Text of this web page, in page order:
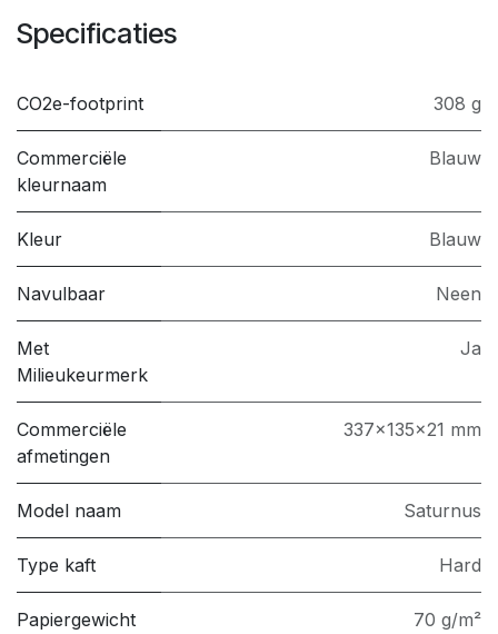
Specificaties
CO2e-footprint 308 g
Commerciële
kleurnaam
Blauw
Kleur Blauw
Navulbaar Neen
Met
Milieukeurmerk
Ja
Commerciële
afmetingen
337x135x21 mm
Model naam Saturnus
Type kaft Hard
Papiergewicht 70 g/m²